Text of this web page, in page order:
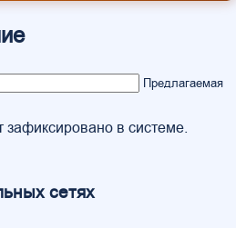
Предлагаемая
в системе.
сетях